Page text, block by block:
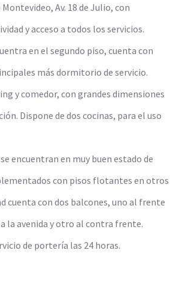
Av. 18 de Julio, con
y acceso a todos los servicios.
en el segundo piso, cuenta con
más dormitorio de servicio.
y comedor, con grandes dimensiones
Dispone de dos cocinas, para el uso
encuentran en muy buen estado de
con pisos flotantes en otros
cuenta con dos balcones, uno al frente
la avenida y otro al contra frente.
de portería las 24 horas.